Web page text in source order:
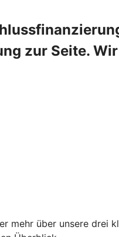
zur Seite.
mehr über unsere drei